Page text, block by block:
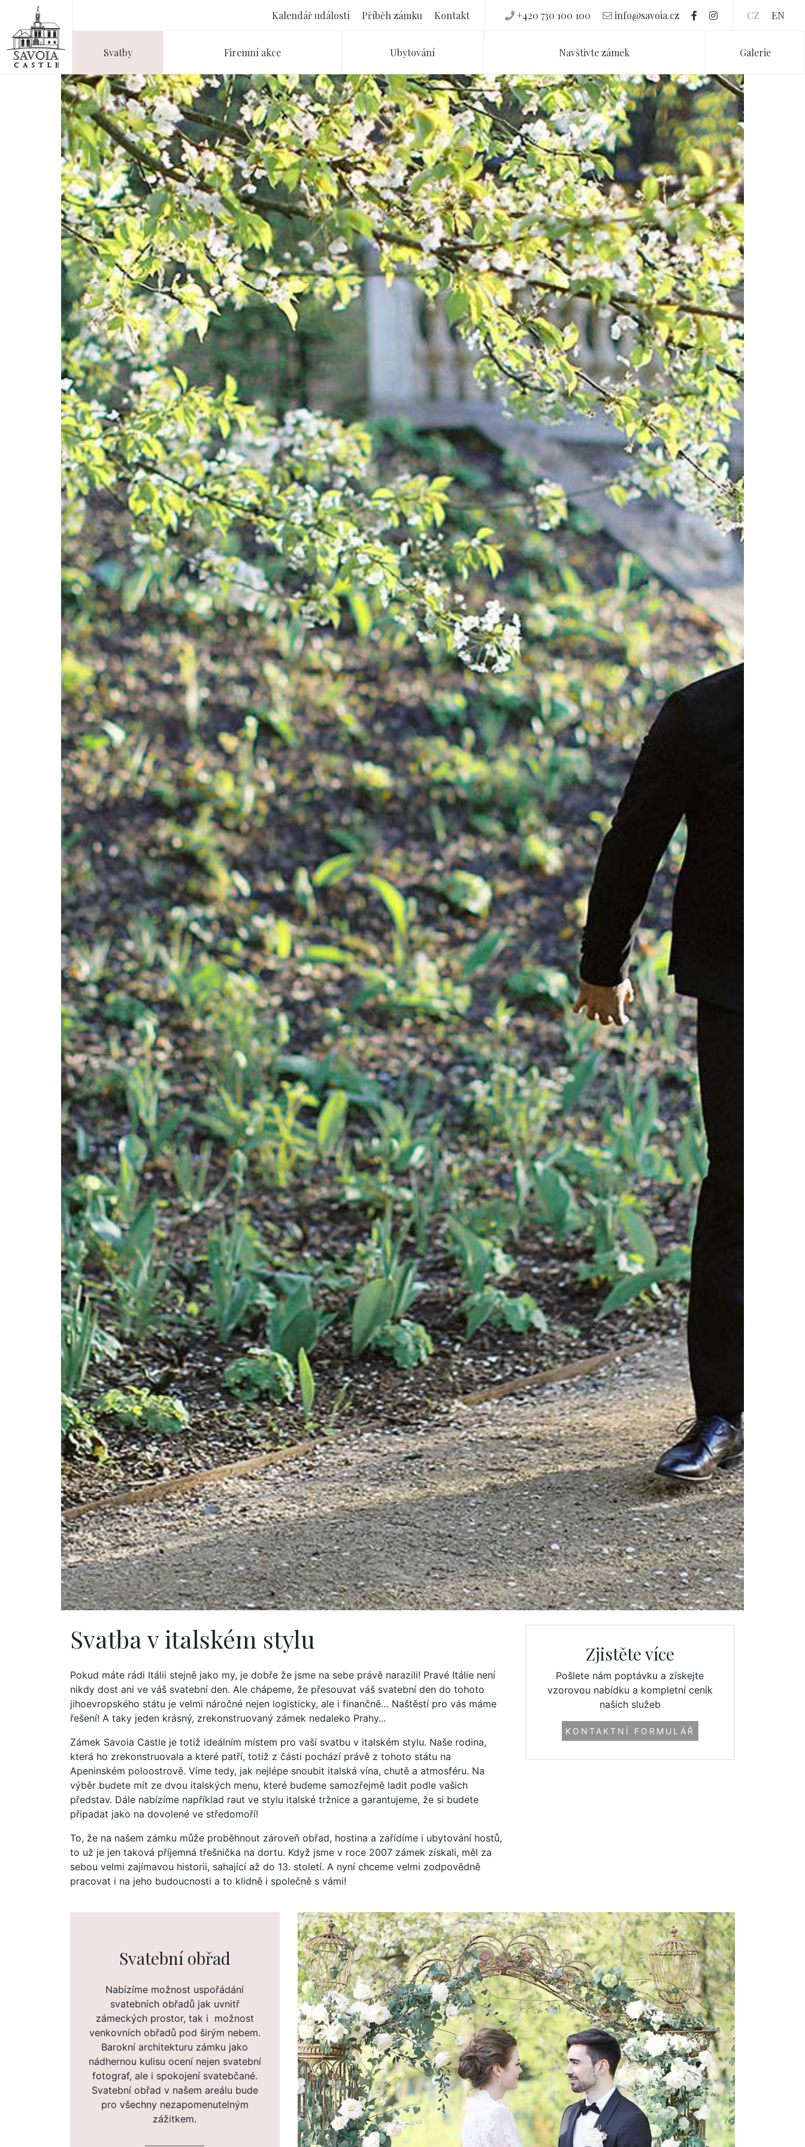
CZ EN
+420 730 100 100 info@savoia.cz
Kalendář událostí Příběh zámku Kontakt
Svatby Firemní akce Ubytování Navštivte zámek Galerie
Svatba v italském stylu
Pokud máte rádi Itálii stejně jako my, je dobře že jsme na sebe právě narazili! Pravé Itálie není
nikdy dost ani ve váš svatební den. Ale chápeme, že přesouvat váš svatební den do tohoto
jihoevropského státu je velmi náročné nejen logisticky, ale i finančně… Naštěstí pro vás máme
řešení! A taky jeden krásný, zrekonstruovaný zámek nedaleko Prahy...
Zámek Savoia Castle je totiž ideálním místem pro vaší svatbu v italském stylu. Naše rodina,
která ho zrekonstruovala a které patří, totiž z části pochází právě z tohoto státu na
Apeninském poloostrově. Víme tedy, jak nejlépe snoubit italská vína, chutě a atmosféru. Na
výběr budete mít ze dvou italských menu, které budeme samozřejmě ladit podle vašich
představ. Dále nabízíme například raut ve stylu italské tržnice a garantujeme, že si budete
připadat jako na dovolené ve středomoří!
To, že na našem zámku může proběhnout zároveň obřad, hostina a zařídíme i ubytování hostů,
to už je jen taková příjemná třešnička na dortu. Když jsme v roce 2007 zámek získali, měl za
sebou velmi zajímavou historii, sahající až do 13. století. A nyní chceme velmi zodpovědně
pracovat i na jeho budoucnosti a to klidně i společně s vámi!
Zjistěte více
Pošlete nám poptávku a získejte
vzorovou nabídku a kompletní ceník
našich služeb
KONTAKTNÍ FORMULÁŘ
Svatební obřad
Nabízíme možnost uspořádání
svatebních obřadů jak uvnitř
zámeckých prostor, tak i možnost
venkovních obřadů pod širým nebem.
Barokní architekturu zámku jako
nádhernou kulisu ocení nejen svatební
fotograf, ale i spokojení svatebčané.
Svatební obřad v našem areálu bude
pro všechny nezapomenutelným
zážitkem.